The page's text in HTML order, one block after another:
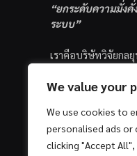
We value your
We use cookies to
personalised ads or
clicking "Accept
“ยกระดับความมั่ง
ระบบ”
เราคือบริษัทวิจัยกล
ส่วนบุคคล ซึ่งมีเป้าห
ด้วยแนวคิดและกระ
Quantitative &